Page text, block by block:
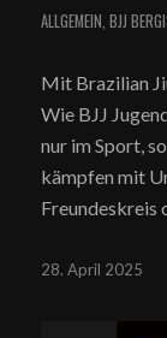
ALLGEMEIN, BJJ
Mit Brazilian
Wie BJJ
nur im Sport,
kämpfen mit
Freundeskreis
28. April 2025